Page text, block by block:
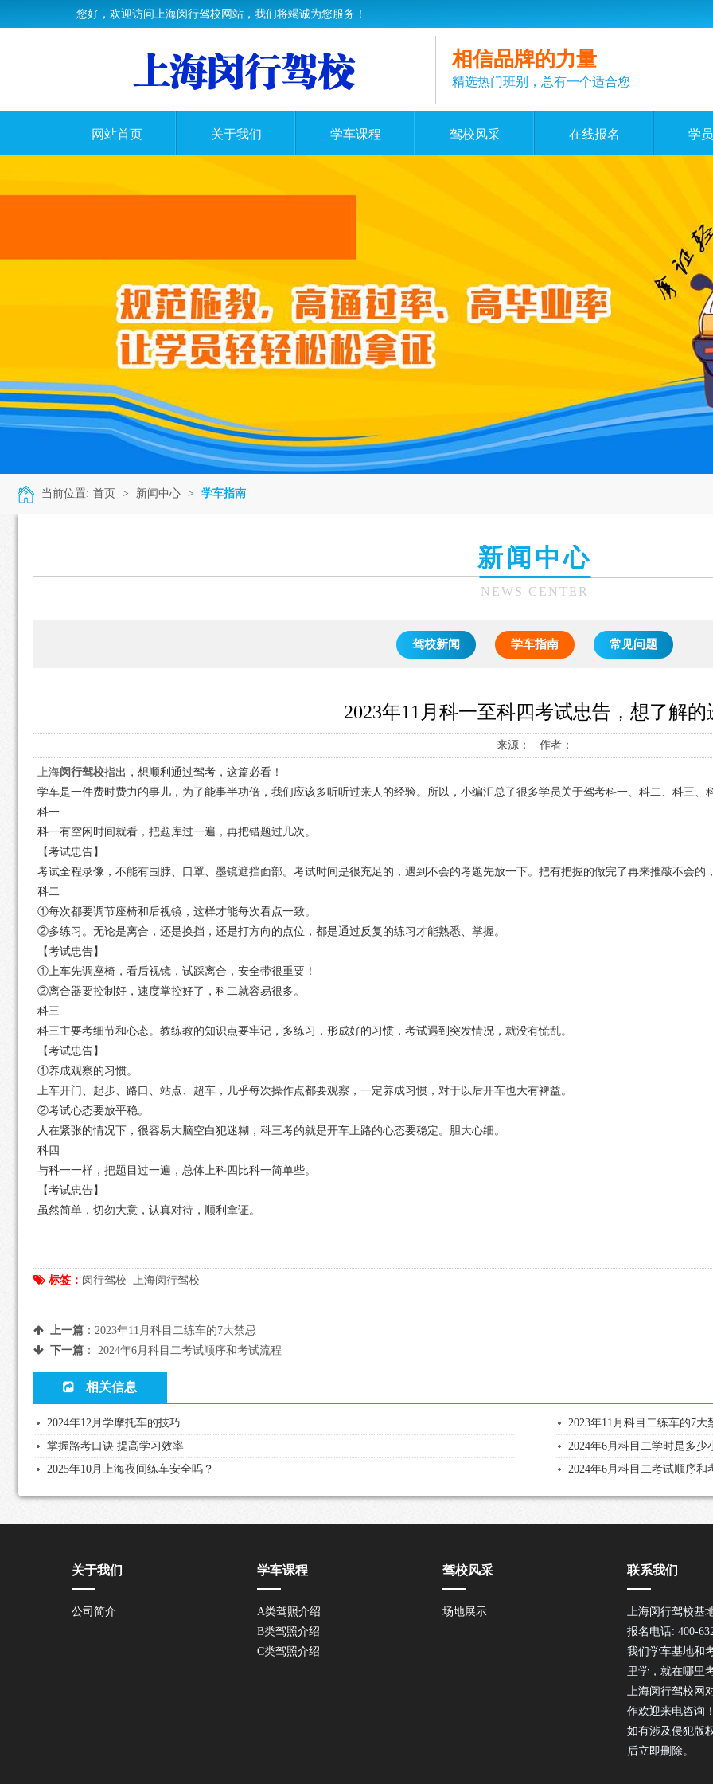
您好，欢迎访问上海闵行驾校网站，我们将竭诚为您服务！
相信品牌的力量
精选热门班别，总有一个适合您
网站首页 关于我们 学车课程 驾校风采 在线报名 学
当前位置: 首页 > 新闻中心 > 学车指南
新闻中心
NEWS CENTER
驾校新闻 学车指南 常见问题
2023年11月科一至科四考试忠告，想了解的
来源： 作者：
上海闵行驾校指出，想顺利通过驾考，这篇必看！
学车是一件费时费力的事儿，为了能事半功倍，我们应该多听听过来人的经验。所以，小编汇总了很多学员关于驾考科一、科二、科三、
科一
科一有空闲时间就看，把题库过一遍，再把错题过几次。
【考试忠告】
考试全程录像，不能有围脖、口罩、墨镜遮挡面部。考试时间是很充足的，遇到不会的考题先放一下。把有把握的做完了再来推敲不会的
科二
①每次都要调节座椅和后视镜，这样才能每次看点一致。
②多练习。无论是离合，还是换挡，还是打方向的点位，都是通过反复的练习才能熟悉、掌握。
【考试忠告】
①上车先调座椅，看后视镜，试踩离合，安全带很重要！
②离合器要控制好，速度掌控好了，科二就容易很多。
科三
科三主要考细节和心态。教练教的知识点要牢记，多练习，形成好的习惯，考试遇到突发情况，就没有慌乱。
【考试忠告】
①养成观察的习惯。
上车开门、起步、路口、站点、超车，几乎每次操作点都要观察，一定养成习惯，对于以后开车也大有裨益。
②考试心态要放平稳。
人在紧张的情况下，很容易大脑空白犯迷糊，科三考的就是开车上路的心态要稳定。胆大心细。
科四
与科一一样，把题目过一遍，总体上科四比科一简单些。
【考试忠告】
虽然简单，切勿大意，认真对待，顺利拿证。
标签： 闵行驾校 上海闵行驾校
上一篇： 2023年11月科目二练车的7大禁忌
下一篇： 2024年6月科目二考试顺序和考试流程
相关信息
2024年12月学摩托车的技巧
2023年11月科目二练车的7大
掌握路考口诀 提高学习效率
2024年6月科目二学时是多少
2025年10月上海夜间练车安全吗？
2024年6月科目二考试顺序和
关于我们
公司简介
学车课程
A类驾照介绍
B类驾照介绍
C类驾照介绍
驾校风采
场地展示
联系我们
上海闵行驾校基
报名电话: 400-
我们学车基地和
里学，就在哪里
上海闵行驾校网
作欢迎来电咨询
如有涉及侵犯版
后立即删除。